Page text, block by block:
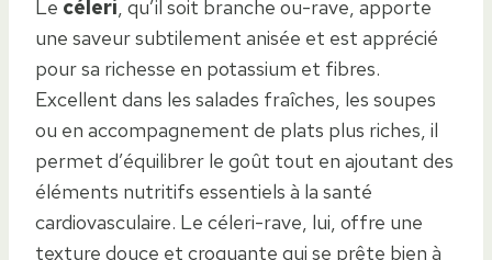
Le céleri, qu’il soit branche ou-rave, apporte
une saveur subtilement anisée et est apprécié
pour sa richesse en potassium et fibres.
Excellent dans les salades fraîches, les soupes
ou en accompagnement de plats plus riches, il
permet d’équilibrer le goût tout en ajoutant des
éléments nutritifs essentiels à la santé
cardiovasculaire. Le céleri-rave, lui, offre une
texture douce et croquante qui se prête bien à